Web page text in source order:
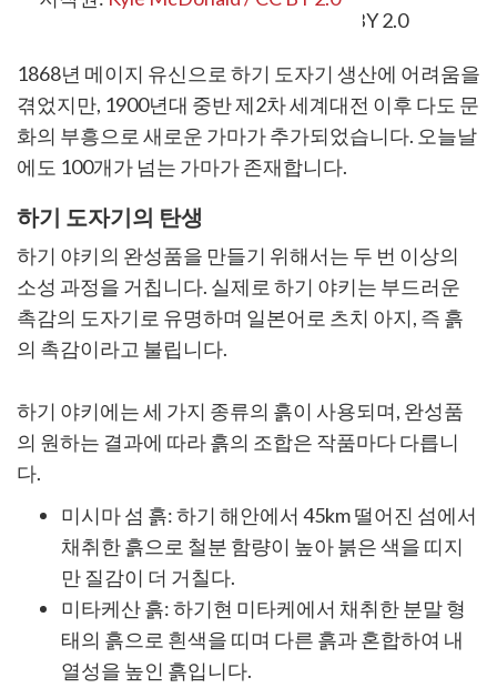
1868년 메이지 유신으로 하기 도자기 생산에 어려움을
겪었지만, 1900년대 중반 제2차 세계대전 이후 다도 문
화의 부흥으로 새로운 가마가 추가되었습니다. 오늘날
에도 100개가 넘는 가마가 존재합니다.
하기 도자기의 탄생
하기 야키의 완성품을 만들기 위해서는 두 번 이상의
소성 과정을 거칩니다. 실제로 하기 야키는 부드러운
촉감의 도자기로 유명하며 일본어로 츠치 아지, 즉 흙
의 촉감이라고 불립니다.
하기 야키에는 세 가지 종류의 흙이 사용되며, 완성품
의 원하는 결과에 따라 흙의 조합은 작품마다 다릅니
다.
미시마 섬 흙: 하기 해안에서 45km 떨어진 섬에서
채취한 흙으로 철분 함량이 높아 붉은 색을 띠지
만 질감이 더 거칠다.
미타케산 흙: 하기현 미타케에서 채취한 분말 형
태의 흙으로 흰색을 띠며 다른 흙과 혼합하여 내
열성을 높인 흙입니다.